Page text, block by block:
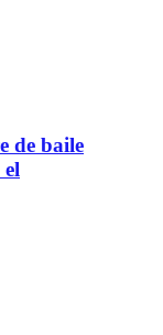
de baile